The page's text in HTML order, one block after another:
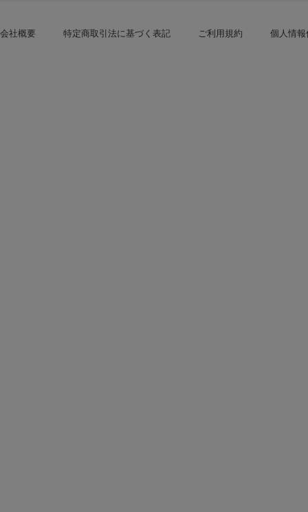
会社概要 特定商取引法に基づく表記 ご利用規約 個人情